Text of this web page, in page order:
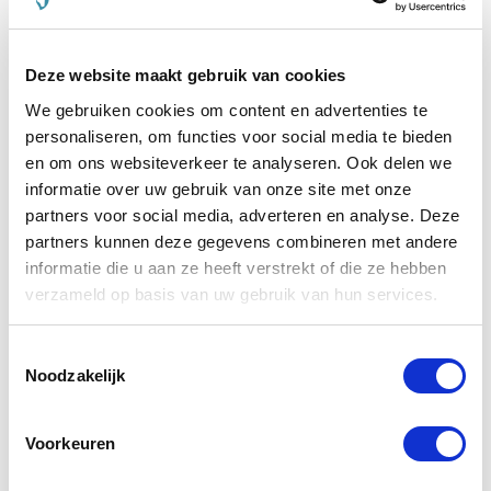
Deze website maakt gebruik van cookies
We gebruiken cookies om content en advertenties te
personaliseren, om functies voor social media te bieden
en om ons websiteverkeer te analyseren. Ook delen we
informatie over uw gebruik van onze site met onze
partners voor social media, adverteren en analyse. Deze
partners kunnen deze gegevens combineren met andere
informatie die u aan ze heeft verstrekt of die ze hebben
verzameld op basis van uw gebruik van hun services.
Noodzakelijk
Voorkeuren
Het kan fijn zijn om tijdens de warming-up of op koude
doen. Hiervoor zijn speciale dekens met een uitsparing voor
het zadel. Deze zijn verkrijgbaar in ademende en
waterdichte uitvoeringen. Zo koelt je paard niet te snel af.
Vliegendekenszijn ideaal tijdens de zomerperiode als er
veel muggen en vliegen zijn. Het beschermt je paard tegen
de kriebels van deze insecten. Vaak zijn de dekens UV-
Heeft je paard last van zomereczeem, dan kun je hem/haar
al vroegtijdig in het voorjaar een
op doen. Dit